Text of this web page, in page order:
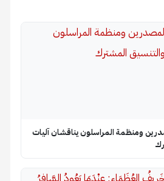
ومنظمة المراسلون يناقشان آليات